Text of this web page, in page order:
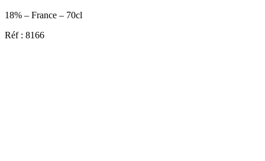
18% – France – 70cl
Réf : 8166